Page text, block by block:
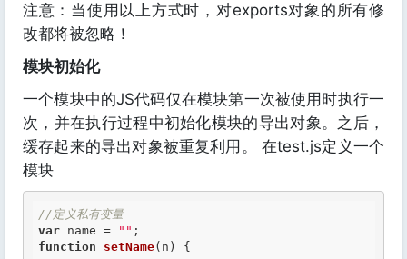
注意：当使用以上方式时，对exports对象的所有修
改都将被忽略！
模块初始化
一个模块中的JS代码仅在模块第一次被使用时执行一
次，并在执行过程中初始化模块的导出对象。之后，
缓存起来的导出对象被重复利用。 在test.js定义一个
模块
//定义私有变量
var name = ""
function
setName(n)
{